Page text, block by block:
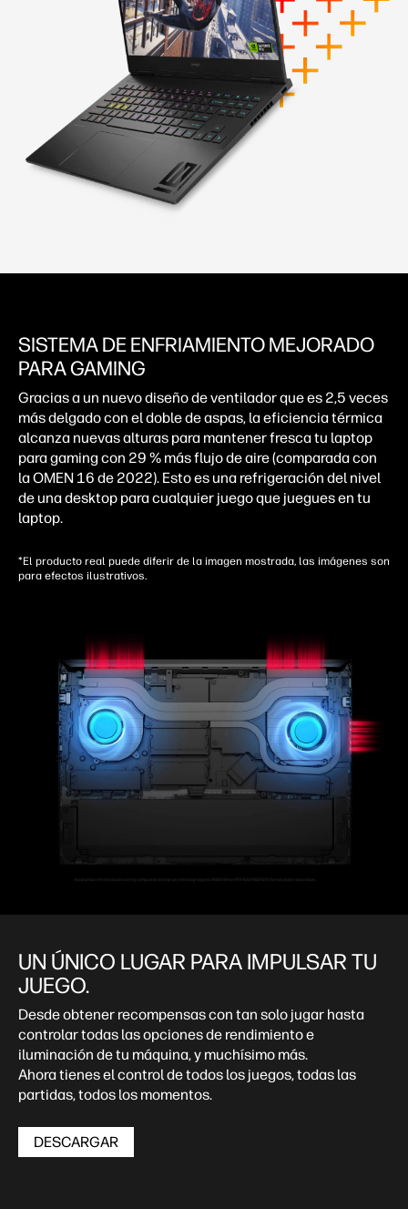
SISTEMA DE ENFRIAMIENTO MEJORADO
PARA GAMING
Gracias a un nuevo diseño de ventilador que es 2,5 veces
más delgado con el doble de aspas, la eficiencia térmica
alcanza nuevas alturas para mantener fresca tu laptop
para gaming con 29 % más flujo de aire (comparada con
la OMEN 16 de 2022). Esto es una refrigeración del nivel
de una desktop para cualquier juego que juegues en tu
laptop.
*El producto real puede diferir de la imagen mostrada, las imágenes son
para efectos ilustrativos.
UN ÚNICO LUGAR PARA IMPULSAR TU
JUEGO. ​
Desde obtener recompensas con tan solo jugar hasta
controlar todas las opciones de rendimiento e
iluminación de tu máquina, y muchísimo más.
Ahora tienes el control de todos los juegos, todas las
partidas, todos los momentos.
DESCARGAR